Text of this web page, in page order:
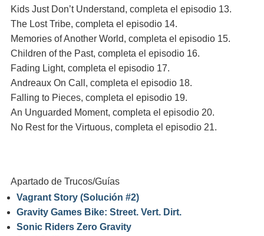
Kids Just Don’t Understand, completa el episodio 13.
The Lost Tribe, completa el episodio 14.
Memories of Another World, completa el episodio 15.
Children of the Past, completa el episodio 16.
Fading Light, completa el episodio 17.
Andreaux On Call, completa el episodio 18.
Falling to Pieces, completa el episodio 19.
An Unguarded Moment, completa el episodio 20.
No Rest for the Virtuous, completa el episodio 21.
Apartado de Trucos/Guías
Vagrant Story (Solución #2)
Gravity Games Bike: Street. Vert. Dirt.
Sonic Riders Zero Gravity